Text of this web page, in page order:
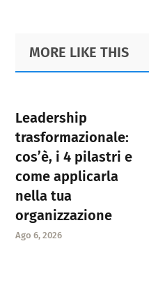
Primary
Sidebar
Footer
MORE LIKE THIS
Leadership
trasformazionale:
cos’è, i 4 pilastri e
come applicarla
nella tua
organizzazione
Ago 6, 2026